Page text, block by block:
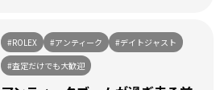
#ROLEX #アンティーク
#デイトジャスト
#査定だけでも大歓迎